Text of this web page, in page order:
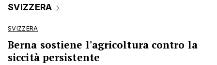
SVIZZERA
SVIZZERA
Berna sostiene l'agricoltura contro la
siccità persistente